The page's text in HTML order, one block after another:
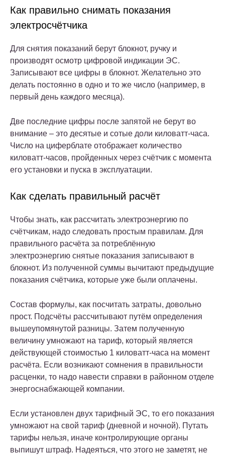
Как правильно снимать показания
электросчётчика
Для снятия показаний берут блокнот, ручку и
производят осмотр цифровой индикации ЭС.
Записывают все цифры в блокнот. Желательно это
делать постоянно в одно и то же число (например, в
первый день каждого месяца).
Две последние цифры после запятой не берут во
внимание – это десятые и сотые доли киловатт-часа.
Число на циферблате отображает количество
киловатт-часов, пройденных через счётчик с момента
его установки и пуска в эксплуатации.
Как сделать правильный расчёт
Чтобы знать, как рассчитать электроэнергию по
счётчикам, надо следовать простым правилам. Для
правильного расчёта за потреблённую
электроэнергию снятые показания записывают в
блокнот. Из полученной суммы вычитают предыдущие
показания счётчика, которые уже были оплачены.
Состав формулы, как посчитать затраты, довольно
прост. Подсчёты рассчитывают путём определения
вышеупомянутой разницы. Затем полученную
величину умножают на тариф, который является
действующей стоимостью 1 киловатт-часа на момент
расчёта. Если возникают сомнения в правильности
расценки, то надо навести справки в районном отделе
энергоснабжающей компании.
Если установлен двух тарифный ЭС, то его показания
умножают на свой тариф (дневной и ночной). Путать
тарифы нельзя, иначе контролирующие органы
выпишут штраф. Надеяться, что этого не заметят, не